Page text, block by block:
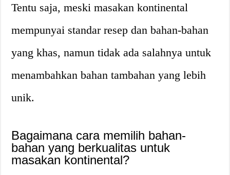
Tentu saja, meski masakan kontinental
mempunyai standar resep dan bahan-bahan
yang khas, namun tidak ada salahnya untuk
menambahkan bahan tambahan yang lebih
unik.
Bagaimana cara memilih bahan-
bahan yang berkualitas untuk
masakan kontinental?